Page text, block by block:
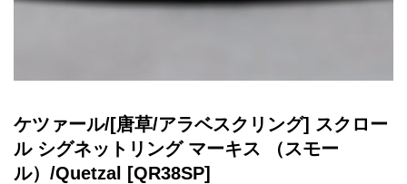
ケツァール/[唐草/アラベスクリング] スクロー
ル シグネットリング マーキス （スモー
ル）/Quetzal
[QR38SP]